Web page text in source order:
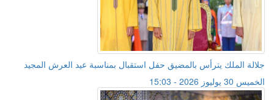
جلالة الملك يترأس بالمضيق حفل استقبال بمناسبة عيد العرش المجيد
الخميس 30 يوليوز 2026 - 15:03